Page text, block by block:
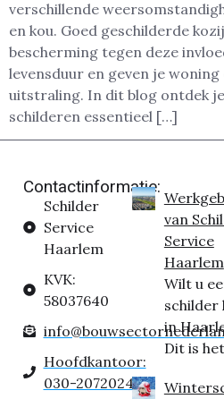
verschillende
en kou. Goed geschilderde
bescherming tegen deze
levensduur en geven je
uitstraling. In dit blog ontdek
schilderen essentieel […]
Contactinformatie:
Schilder
Service
Haarlem
KVK:
58037640
Hoofdkantoor:
030-2072024
van
Service
Haarlem
Wilt u
schilder
in
Dit is